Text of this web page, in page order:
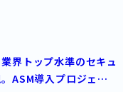
界トップ水準のセキュ
ASM導入プロジェク